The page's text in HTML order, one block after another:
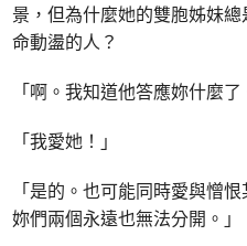
景，但為什麼她的雙胞姊妹
命動盪的人？
「啊。我知道他答應妳什麼
「我愛她！」
「是的。也可能同時愛與憎
妳們兩個永遠也無法分開。」